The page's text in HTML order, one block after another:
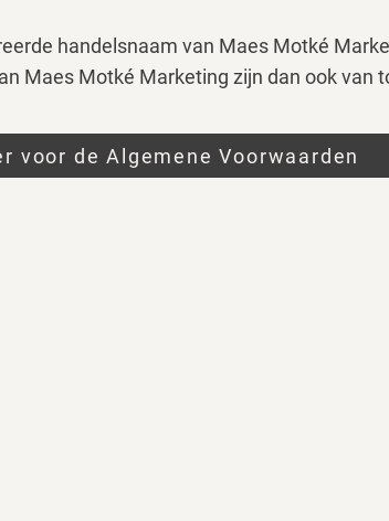
handelsnaam van Maes Motké
Maes Motké Marketing zijn dan ook van
voor de Algemene Voorwaarden